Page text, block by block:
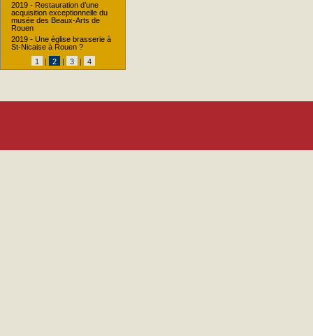
2019 - Restauration d’une
acquisition exceptionnelle du
musée des Beaux-Arts de
Rouen
2019 - Une église brasserie à
St-Nicaise à Rouen ?
1
| 2 | 3 | 4